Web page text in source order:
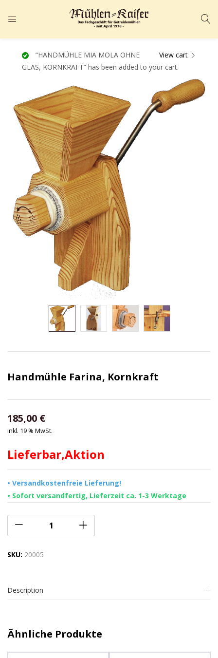
ANMELDEN
Geben Sie Ihren Benutzernamen und Ihr Passwort ein, um sich
anzumelden.
Angemeldet bleiben
View cart
“HANDMÜHLE MIA MOLA OHNE
GLAS, KORNKRAFT” has been added to your cart.
Handmühle Farina, Kornkraft
185,00 €
inkl. 19 % MwSt.
Lieferbar,Aktion
• Versandkostenfreie Lieferung!
• Sofort versandfertig, Lieferzeit ca. 1-3 Werktage
SKU: 20005
Description
Ähnliche Produkte